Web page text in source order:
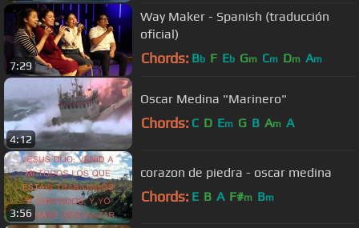
7:29
Way Maker - Spanish (traducción
oficial)
Chords: Bb F Eb Gm Cm Dm Am
4:12
Oscar Medina "Marinero"
Chords: C D Em G B Am A
3:56
corazon de piedra - oscar medina
Chords: E B A F#m Bm